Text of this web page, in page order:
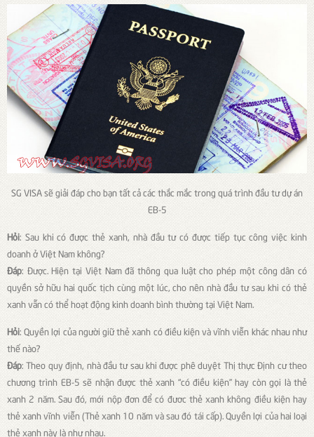
SG VISA sẽ giải đáp cho bạn tất cả các thắc mắc trong quá trình đầu tư dự án
EB-5
Hỏi: Sau khi có được thẻ xanh, nhà đầu tư có được tiếp tục công việc kinh
doanh ở Việt Nam không?
Đáp: Được. Hiện tại Việt Nam đã thông qua luật cho phép một công dân có
quyền sở hữu hai quốc tịch cùng một lúc, cho nên nhà đầu tư sau khi có thẻ
xanh vẫn có thể hoạt động kinh doanh bình thường tại Việt Nam.
Hỏi: Quyền lợi của người giữ thẻ xanh có điều kiện và vĩnh viễn khác nhau như
thế nào?
Đáp: Theo quy định, nhà đầu tư sau khi được phê duyệt Thị thực Định cư theo
chương trình EB-5 sẽ nhận được thẻ xanh “có điều kiện” hay còn gọi là thẻ
xanh 2 năm. Sau đó, mới nộp đơn để có đươc thẻ xanh không điều kiện hay
thẻ xanh vĩnh viễn (Thẻ xanh 10 năm và sau đó tái cấp). Quyền lợi của hai loại
thẻ xanh này là như nhau.